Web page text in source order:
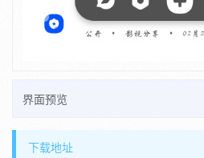
界面预览
下载地址